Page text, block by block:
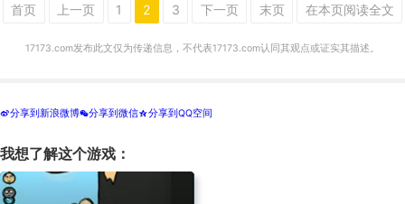
首页 上一页 1 2 3 下一页 末页 在本页阅读全文
17173.com发布此文仅为传递信息，不代表17173.com认同其观点或证实其描述。
t分享到新浪微博w分享到微信z分享到QQ空间
我想了解这个游戏：